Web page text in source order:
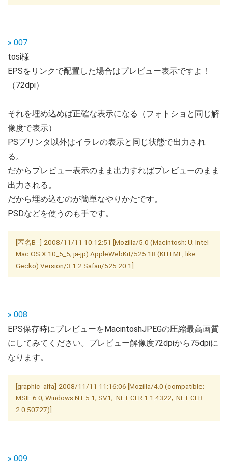
» 007
tosi様
EPSをリンクで配置した場合はプレビュー表示ですよ！
（72dpi）
それを埋め込めば正確な表示になる（フォトショと同じ解
像度で表示）
PSプリンタ以外はイラレの表示と同じ状態で出力され
る。
だからプレビュー表示のまま出力すればプレビューのまま
出力される。
だから埋め込むのが簡単なやりかたです。
PSDなどを使うのも手です。
[匿名B--]-2008/11/11 10:12:51 [Mozilla/5.0 (Macintosh; U; Intel
Mac OS X 10_5_5; ja-jp) AppleWebKit/525.18 (KHTML, like
Gecko) Version/3.1.2 Safari/525.20.1]
» 008
EPS保存時にプレビューをMacintoshJPEGの圧縮最高画質
にしてみてください。プレビュー解像度72dpiから75dpiに
なります。
[graphic_alfa]-2008/11/11 11:16:06 [Mozilla/4.0 (compatible;
MSIE 6.0; Windows NT 5.1; SV1; .NET CLR 1.1.4322; .NET CLR
2.0.50727)]
» 009